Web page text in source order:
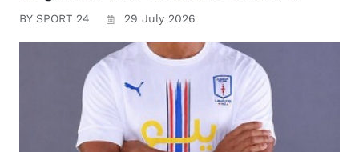
BY SPORT 24 29 July 2026